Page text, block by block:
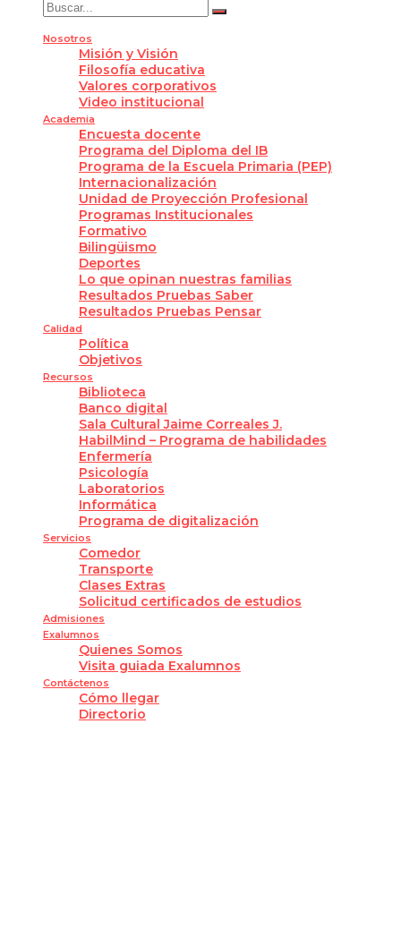
Nosotros
Misión y Visión
Filosofía educativa
Valores corporativos
Video institucional
Academia
Encuesta docente
Programa del Diploma del IB
Programa de la Escuela Primaria (PEP)
Internacionalización
Unidad de Proyección Profesional
Programas Institucionales
Formativo
Bilingüismo
Deportes
Lo que opinan nuestras familias
Resultados Pruebas Saber
Resultados Pruebas Pensar
Calidad
Política
Objetivos
Recursos
Biblioteca
Banco digital
Sala Cultural Jaime Correales J.
HabilMind – Programa de habilidades
Enfermería
Psicología
Laboratorios
Informática
Programa de digitalización
Servicios
Comedor
Transporte
Clases Extras
Solicitud certificados de estudios
Admisiones
Exalumnos
Quienes Somos
Visita guiada Exalumnos
Contáctenos
Cómo llegar
Directorio